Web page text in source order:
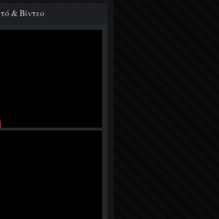
& Βίντεο